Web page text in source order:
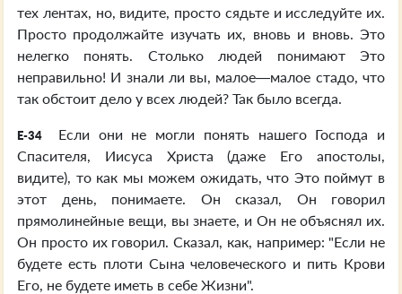
тех лентах, но, видите, просто сядьте и исследуйте их.
Просто продолжайте изучать их, вновь и вновь. Это
нелегко понять. Столько людей понимают Это
неправильно! И знали ли вы, малое—малое стадо, что
так обстоит дело у всех людей? Так было всегда.
E-34
Если они не могли понять нашего Господа и
Спасителя, Иисуса Христа (даже Его апостолы,
видите), то как мы можем ожидать, что Это поймут в
этот день, понимаете. Он сказал, Он говорил
прямолинейные вещи, вы знаете, и Он не объяснял их.
Он просто их говорил. Сказал, как, например: "Если не
будете есть плоти Сына человеческого и пить Крови
Его, не будете иметь в себе Жизни".